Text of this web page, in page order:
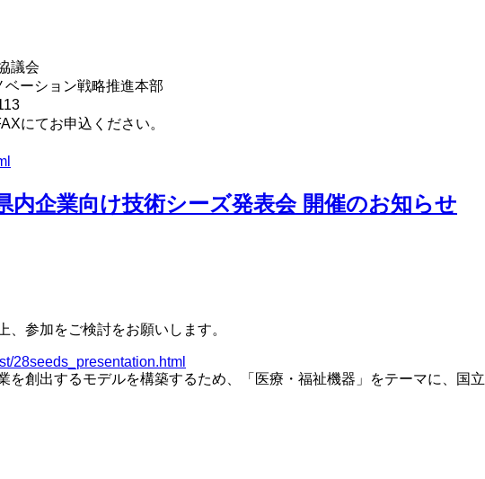
議会
ーション戦略推進本部
にてお申込ください。
内企業向け技術シーズ発表会 開催のお知らせ
参加をご検討をお願いします。
28seeds_presentation.html
創出するモデルを構築するため、「医療・福祉機器」をテーマに、国